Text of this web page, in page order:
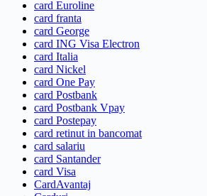
card Euroline
card franta
card George
card ING Visa Electron
card Italia
card Nickel
card One Pay
card Postbank
card Postbank Vpay
card Postepay
card retinut in bancomat
card salariu
card Santander
card Visa
CardAvantaj